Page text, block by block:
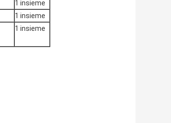
1 insieme
1 insieme
1 insieme